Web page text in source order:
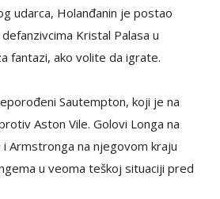
udarca, Holanđanin je postao
Kristal Palasa u
fantazi, ako volite da igrate.
Sautempton, koji je na
Aston Vile. Golovi Longa na
Armstronga na njegovom kraju
u veoma teškoj situaciji pred